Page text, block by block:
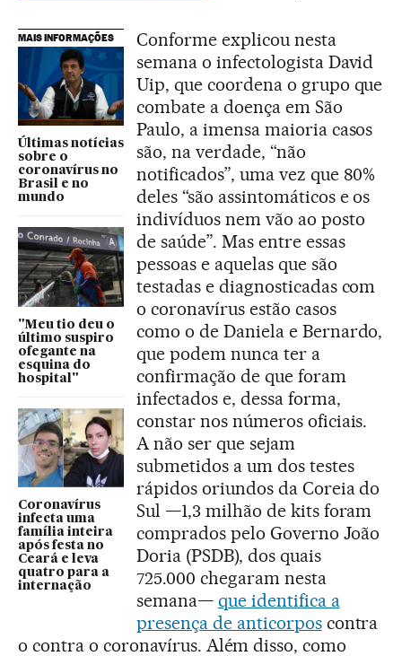
MAIS INFORMAÇÕES
Últimas notícias
sobre o
coronavírus no
Brasil e no
mundo
"Meu tio deu o
último suspiro
ofegante na
esquina do
hospital"
Coronavírus
infecta uma
família inteira
após festa no
Ceará e leva
quatro para a
internação
Conforme explicou nesta
semana o infectologista David
Uip, que coordena o grupo que
combate a doença em São
Paulo, a imensa maioria casos
são, na verdade, “não
notificados”, uma vez que 80%
deles “são assintomáticos e os
indivíduos nem vão ao posto
de saúde”. Mas entre essas
pessoas e aquelas que são
testadas e diagnosticadas com
o coronavírus estão casos
como o de Daniela e Bernardo,
que podem nunca ter a
confirmação de que foram
infectados e, dessa forma,
constar nos números oficiais.
A não ser que sejam
submetidos a um dos testes
rápidos oriundos da Coreia do
Sul —1,3 milhão de kits foram
comprados pelo Governo João
Doria (PSDB), dos quais
725.000 chegaram nesta
semana— que identifica a
presença de anticorposcontra
o contra o coronavírus. Além disso, como